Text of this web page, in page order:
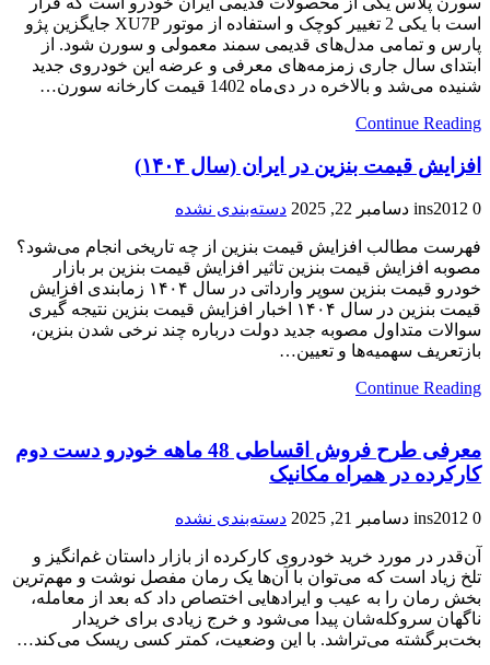
است با یکی 2 تغییر کوچک و استفاده از موتور XU7P جایگزین پژو
پارس و تمامی مدل‌های قدیمی سمند معمولی و سورن شود. از
ابتدای سال جاری زمزمه‌های معرفی و عرضه این خودروی جدید
شنیده می‌شد و بالاخره در دی‌ماه 1402 قیمت کارخانه سورن…
Continue Reading
افزایش قیمت بنزین در ایران (سال ۱۴۰۴)
ins2012 0 دسامبر 22, 2025 دسته‌بندی نشده
فهرست مطالب افزایش قیمت بنزین از چه تاریخی انجام می‌شود؟
مصوبه افزایش قیمت بنزین تاثیر افزایش قیمت بنزین بر بازار
خودرو قیمت بنزین سوپر وارداتی در سال ۱۴۰۴ زمابندی افزایش
قیمت بنزین در سال ۱۴۰۴ اخبار افزایش قیمت بنزین نتیجه گیری
سوالات متداول مصوبه جدید دولت درباره چند نرخی شدن بنزین،
بازتعریف سهمیه‌ها و تعیین…
Continue Reading
معرفی طرح فروش اقساطی 48 ماهه خودرو دست دوم
کارکرده در همراه مکانیک
ins2012 0 دسامبر 21, 2025 دسته‌بندی نشده
آن‌قدر در مورد خرید خودروی کارکرده از بازار داستان غم‌انگیز و
تلخ زیاد است که می‌توان با آن‌ها یک رمان مفصل نوشت و مهم‌ترین
بخش رمان را به عیب و ایرادهایی اختصاص داد که بعد از معامله،
ناگهان سروکله‌شان پیدا می‌شود و خرج زیادی برای خریدار
بخت‌برگشته می‌تراشد. با این وضعیت، کمتر کسی ریسک می‌کند…